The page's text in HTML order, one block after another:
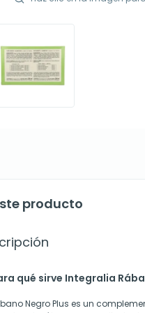
producto
qué sirve Integralia
Negro Plus es un